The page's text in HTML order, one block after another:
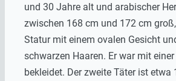
und 30 Jahre alt und arabischer
zwischen 168 cm und 172 cm
Statur mit einem ovalen Gesicht
schwarzen Haaren. Er war mit
bekleidet. Der zweite Täter ist